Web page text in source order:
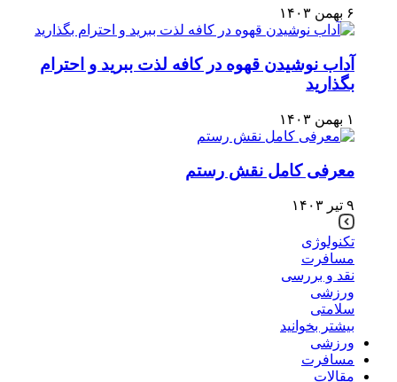
۶ بهمن ۱۴۰۳
آداب نوشیدن قهوه در کافه لذت ببرید و احترام
بگذارید
۱ بهمن ۱۴۰۳
معرفی کامل نقش رستم
۹ تیر ۱۴۰۳
تکنولوژی
مسافرت
نقد و بررسی
ورزشی
سلامتی
بیشتر بخوانید
ورزشی
مسافرت
مقالات